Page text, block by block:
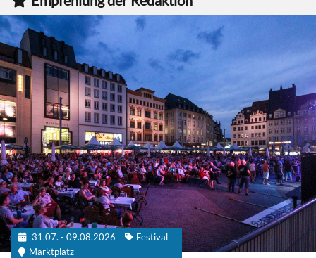
31.07. - 09.08.2026
Festival
Marktplatz